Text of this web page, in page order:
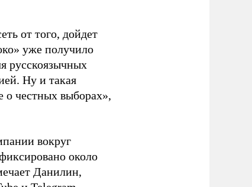
от того, дойдет
уже получило
русскоязычных
Ну и такая
о честных выборах»,
вокруг
около
Данилин,